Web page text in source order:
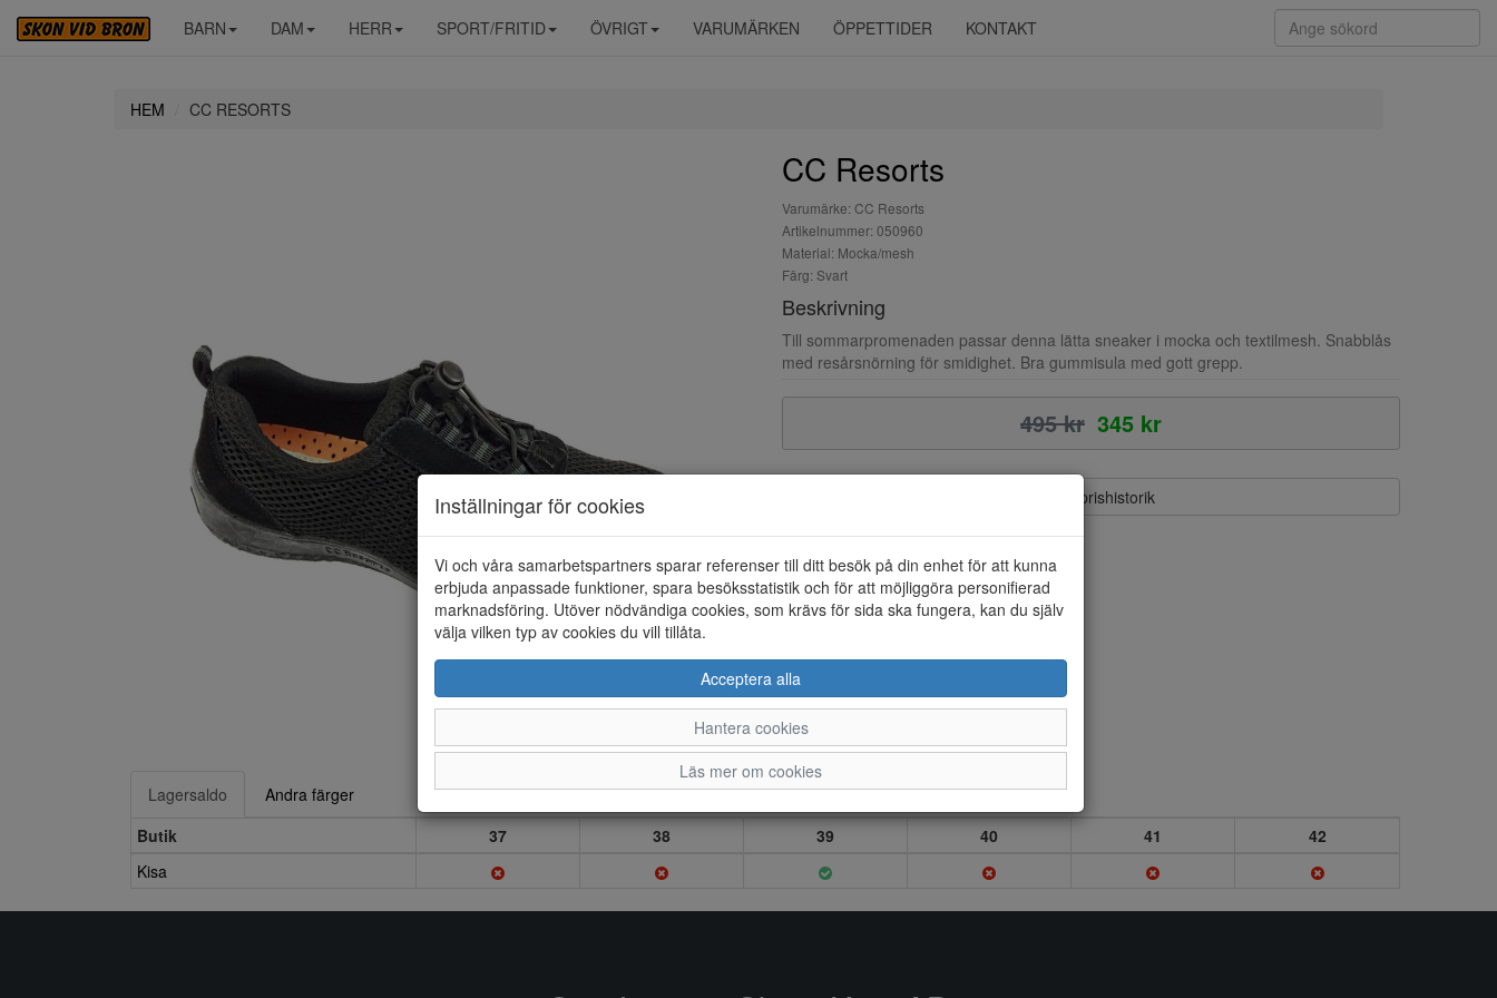
BARN DAM HERR SPORT/FRITID ÖVRIGT VARUMÄRKEN ÖPPETTIDER KONTAKT
HEM CC RESORTS
CC Resorts
Varumärke: CC Resorts
Artikelnummer: 050960
Material: Mocka/mesh
Färg: Svart
Beskrivning
Till sommarpromenaden passar denna lätta sneaker i mocka och textilmesh. Snabblås
med resårsnörning för smidighet. Bra gummisula med gott grepp.
495 kr 345 kr
Visa prishistorik
Lagersaldo
Andra färger
Butik
37 38 39 40 41
42
Kisa
Inställningar för cookies
Vi och våra samarbetspartners sparar referenser till ditt besök på din enhet för att kunna
erbjuda anpassade funktioner, spara besöksstatistik och för att möjliggöra personifierad
marknadsföring. Utöver nödvändiga cookies, som krävs för sida ska fungera, kan du själv
välja vilken typ av cookies du vill tillåta.
Acceptera alla
Hantera cookies
Läs mer om cookies